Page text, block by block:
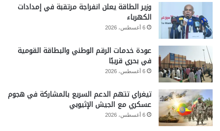
وزير الطاقة يعلن انفراجة مرتقبة في إمدادات
الكهرباء
6 أغسطس، 2026
عودة خدمات الرقم الوطني والبطاقة القومية
في بحري قريبًا
6 أغسطس، 2026
تيغراي تتهم الدعم السريع بالمشاركة في هجوم
عسكري مع الجيش الإثيوبي
6 أغسطس، 2026